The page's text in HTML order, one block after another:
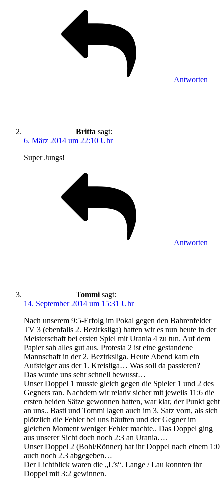
Antworten
Britta sagt:
6. März 2014 um 22:10 Uhr
Super Jungs!
Antworten
Tommi sagt:
14. September 2014 um 15:31 Uhr
Nach unserem 9:5-Erfolg im Pokal gegen den Bahrenfelder
TV 3 (ebenfalls 2. Bezirksliga) hatten wir es nun heute in der
Meisterschaft bei ersten Spiel mit Urania 4 zu tun. Auf dem
Papier sah alles gut aus. Protesia 2 ist eine gestandene
Mannschaft in der 2. Bezirksliga. Heute Abend kam ein
Aufsteiger aus der 1. Kreisliga… Was soll da passieren?
Das wurde uns sehr schnell bewusst…
Unser Doppel 1 musste gleich gegen die Spieler 1 und 2 des
Gegners ran. Nachdem wir relativ sicher mit jeweils 11:6 die
ersten beiden Sätze gewonnen hatten, war klar, der Punkt geht
an uns.. Basti und Tommi lagen auch im 3. Satz vorn, als sich
plötzlich die Fehler bei uns häuften und der Gegner im
gleichen Moment weniger Fehler machte.. Das Doppel ging
aus unserer Sicht doch noch 2:3 an Urania….
Unser Doppel 2 (Bohl/Rönner) hat ihr Doppel nach einem 1:0
auch noch 2.3 abgegeben…
Der Lichtblick waren die „L’s“. Lange / Lau konnten ihr
Doppel mit 3:2 gewinnen.